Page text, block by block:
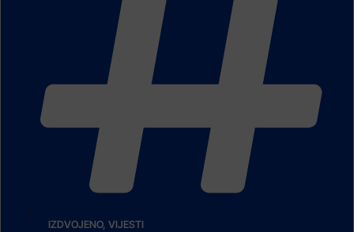
IZDVOJENO, VIJESTI